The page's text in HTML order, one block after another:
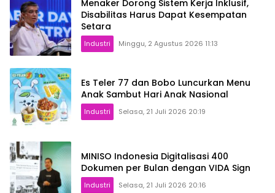
Menaker Dorong Sistem Kerja Inklusif,
Disabilitas Harus Dapat Kesempatan
Setara
Industri Minggu, 2 Agustus 2026 11:13
Es Teler 77 dan Bobo Luncurkan Menu
Anak Sambut Hari Anak Nasional
Industri Selasa, 21 Juli 2026 20:19
MINISO Indonesia Digitalisasi 400
Dokumen per Bulan dengan VIDA Sign
Industri Selasa, 21 Juli 2026 20:16